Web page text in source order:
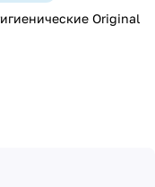
Original